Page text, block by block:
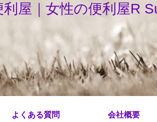
屋｜女性の便利屋R
よくある質問 会社概要